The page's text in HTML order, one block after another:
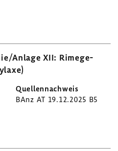
Anlage XII: Rime­ge­
BAnz AT 19.12.2025 B5